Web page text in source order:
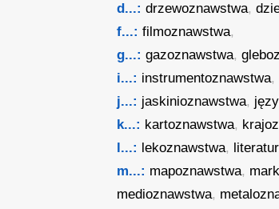
d...: drzewoznawstwa,
f...: filmoznawstwa,
g...: gazoznawstwa,
i...: instrumentoznawstwa,
j...: jaskinioznawstwa,
k...: kartoznawstwa,
l...: lekoznawstwa,
m...: mapoznawstwa,
medioznawstwa,